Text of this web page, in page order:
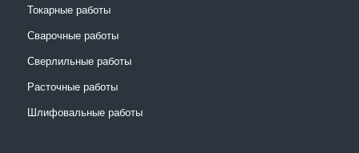
Токарные работы
Сварочные работы
Сверлильные работы
Расточные работы
Шлифовальные работы